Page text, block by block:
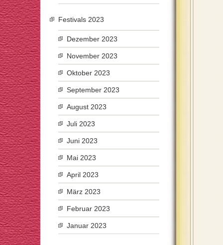
Festivals 2023
Dezember 2023
November 2023
Oktober 2023
September 2023
August 2023
Juli 2023
Juni 2023
Mai 2023
April 2023
März 2023
Februar 2023
Januar 2023